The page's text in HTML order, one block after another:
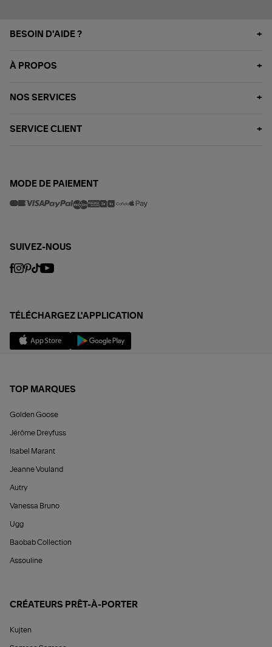
BESOIN D'AIDE ?
À PROPOS
NOS SERVICES
SERVICE CLIENT
MODE DE PAIEMENT
SUIVEZ-NOUS
TÉLÉCHARGEZ L'APPLICATION
TOP MARQUES
Golden Goose
Jérôme Dreyfuss
Isabel Marant
Jeanne Vouland
Autry
Vanessa Bruno
Ugg
Baobab Collection
Assouline
CRÉATEURS PRÊT-À-PORTER
Kujten